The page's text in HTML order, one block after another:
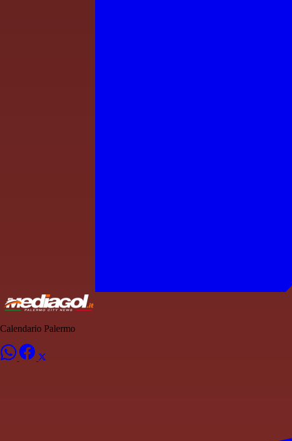
Calendario Palermo